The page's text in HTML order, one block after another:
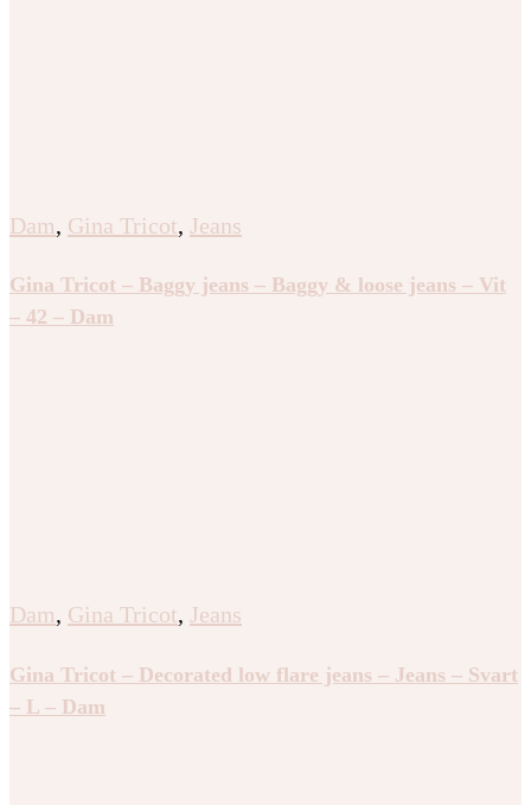
Dam, Gina Tricot, Jeans
Gina Tricot – Baggy jeans – Baggy & loose jeans – Vit
– 42 – Dam
Dam, Gina Tricot, Jeans
Gina Tricot – Decorated low flare jeans – Jeans – Svart
– L – Dam